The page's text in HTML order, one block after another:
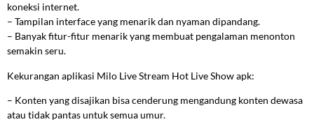
koneksi internet.
– Tampilan interface yang menarik dan nyaman dipandang.
– Banyak fitur-fitur menarik yang membuat pengalaman menonton
semakin seru.
Kekurangan aplikasi Milo Live Stream Hot Live Show apk:
– Konten yang disajikan bisa cenderung mengandung konten dewasa
atau tidak pantas untuk semua umur.